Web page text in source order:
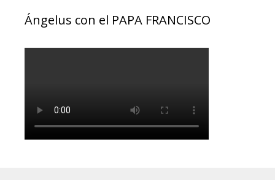
Ángelus con el PAPA FRANCISCO